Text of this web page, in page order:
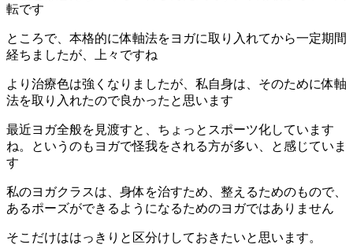
転です
ところで、本格的に体軸法をヨガに取り入れてから一定期間
経ちましたが、上々ですね
より治療色は強くなりましたが、私自身は、そのために体軸
法を取り入れたので良かったと思います
最近ヨガ全般を見渡すと、ちょっとスポーツ化しています
ね。というのもヨガで怪我をされる方が多い、と感じていま
す
私のヨガクラスは、身体を治すため、整えるためのもので、
あるポーズができるようになるためのヨガではありません
そこだけははっきりと区分けしておきたいと思います。